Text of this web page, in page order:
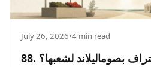
July 26, 2026•4 min read
بصوماليلاند لشعبها؟